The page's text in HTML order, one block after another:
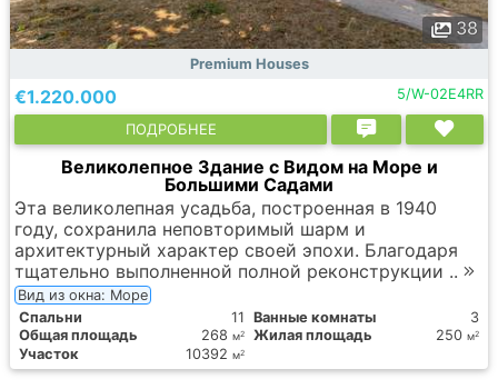
38
Premium Houses
€1.220.000 5/W-02E4RR
ПОДРОБНЕЕ
Великолепное Здание с Видом на Море и
Большими Садами
Эта великолепная усадьба, построенная в 1940
году, сохранила неповторимый шарм и
архитектурный характер своей эпохи. Благодаря
тщательно выполненной полной реконструкции ..
Вид из окна: Море
Спальни
11 Ванные комнаты
3
Общая площадь
268 м2 Жилая площадь 250 м2
Участок 10392 м2